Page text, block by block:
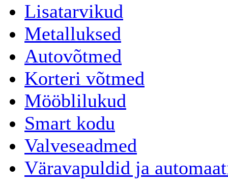
Lisatarvikud
Metalluksed
Autovõtmed
Korteri võtmed
Mööblilukud
Smart kodu
Valveseadmed
Väravapuldid ja